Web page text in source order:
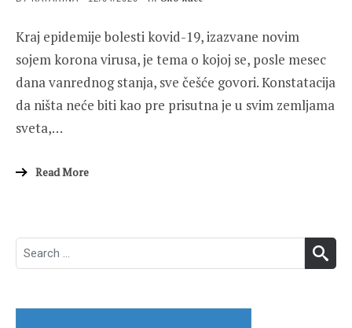
Kraj epidemije bolesti kovid-19, izazvane novim
sojem korona virusa, je tema o kojoj se, posle mesec
dana vanrednog stanja, sve češće govori. Konstatacija
da ništa neće biti kao pre prisutna je u svim zemljama
sveta,…
Read More
Search
for: